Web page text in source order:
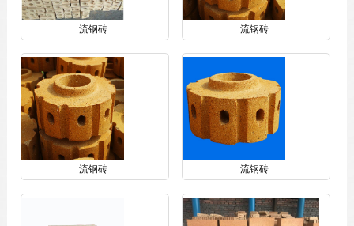
流钢砖 流钢砖
流钢砖 流钢砖